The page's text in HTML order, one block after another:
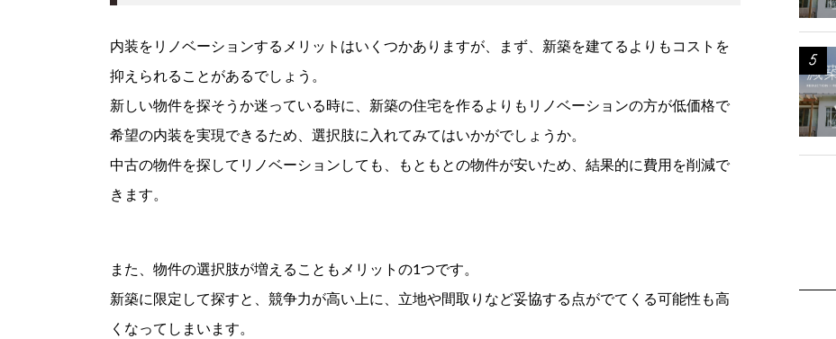
内装をリノベーションするメリットはいくつかありますが、まず、新築を建てるよりもコストを
抑えられることがあるでしょう。
新しい物件を探そうか迷っている時に、新築の住宅を作るよりもリノベーションの方が低価格で
希望の内装を実現できるため、選択肢に入れてみてはいかがでしょうか。
中古の物件を探してリノベーションしても、もともとの物件が安いため、結果的に費用を削減で
きます。
また、物件の選択肢が増えることもメリットの1つです。
新築に限定して探すと、競争力が高い上に、立地や間取りなど妥協する点がでてくる可能性も高
くなってしまいます。